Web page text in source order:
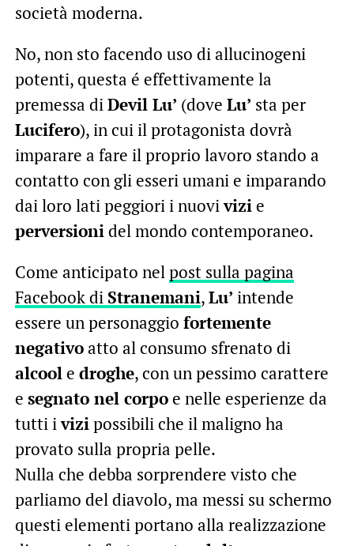
società moderna.
No, non sto facendo uso di allucinogeni
potenti, questa é effettivamente la
premessa diDevil Lu’ (dove Lu’ sta per
Lucifero), in cui il protagonista dovrà
imparare a fare il proprio lavoro stando a
contatto con gli esseri umani e imparando
dai loro lati peggiori i nuovivizie
perversionidel mondo contemporaneo.
Come anticipato nelpost sulla pagina
Facebook di Stranemani,Lu’ intende
essere un personaggio fortemente
negativoatto al consumo sfrenato di
alcoole droghe, con un pessimo carattere
e segnato nel corpoe nelle esperienze da
tutti ivizipossibili che il maligno ha
provato sulla propria pelle.
Nulla che debba sorprendere visto che
parliamo del diavolo, ma messi su schermo
questi elementi portano alla realizzazione